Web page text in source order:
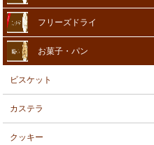
フリーズドライ
お菓子・パン
ビスケット
カステラ
クッキー